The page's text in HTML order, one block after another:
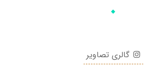
گالری تصاویر